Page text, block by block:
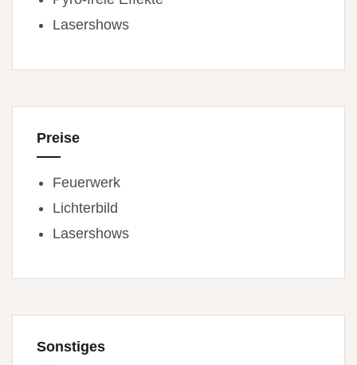
Lasershows
Preise
Feuerwerk
Lichterbild
Lasershows
Sonstiges